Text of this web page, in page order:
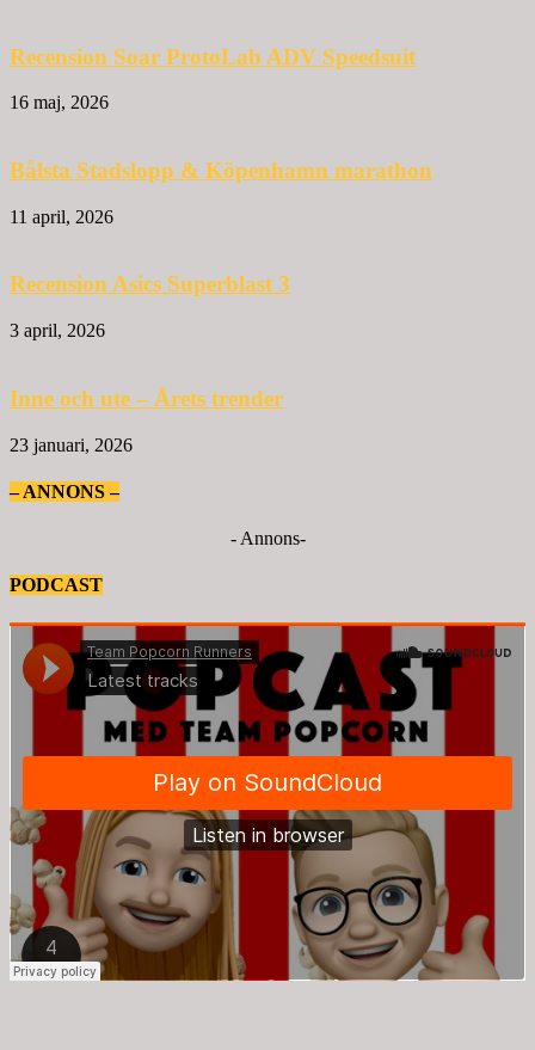
Recension Soar ProtoLab ADV Speedsuit
16 maj, 2026
Bålsta Stadslopp & Köpenhamn marathon
11 april, 2026
Recension Asics Superblast 3
3 april, 2026
Inne och ute – Årets trender
23 januari, 2026
– ANNONS –
- Annons-
PODCAST